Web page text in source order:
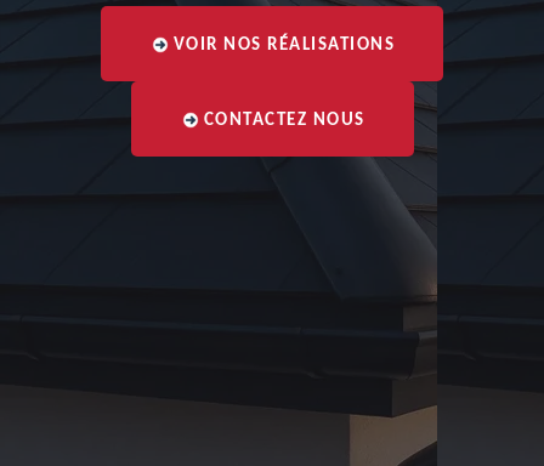
VOIR NOS RÉALISATIONS
CONTACTEZ NOUS